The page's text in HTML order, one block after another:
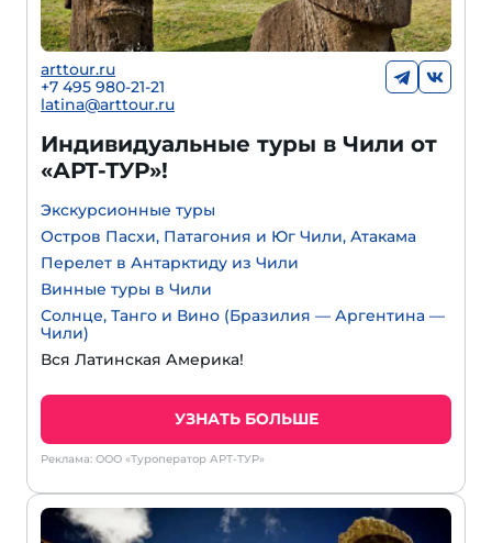
arttour.ru
+7 495 980-21-21
latina@arttour.ru
Индивидуальные туры в Чили от
«АРТ-ТУР»!
Экскурсионные туры
Остров Пасхи, Патагония и Юг Чили, Атакама
Перелет в Антарктиду из Чили
Винные туры в Чили
Солнце, Танго и Вино (Бразилия — Аргентина —
Чили)
Вся Латинская Америка!
УЗНАТЬ БОЛЬШЕ
Реклама: ООО «Туроператор АРТ-ТУР»